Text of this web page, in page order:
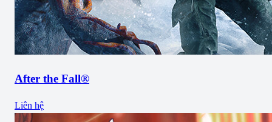
After the Fall®
Liên hệ